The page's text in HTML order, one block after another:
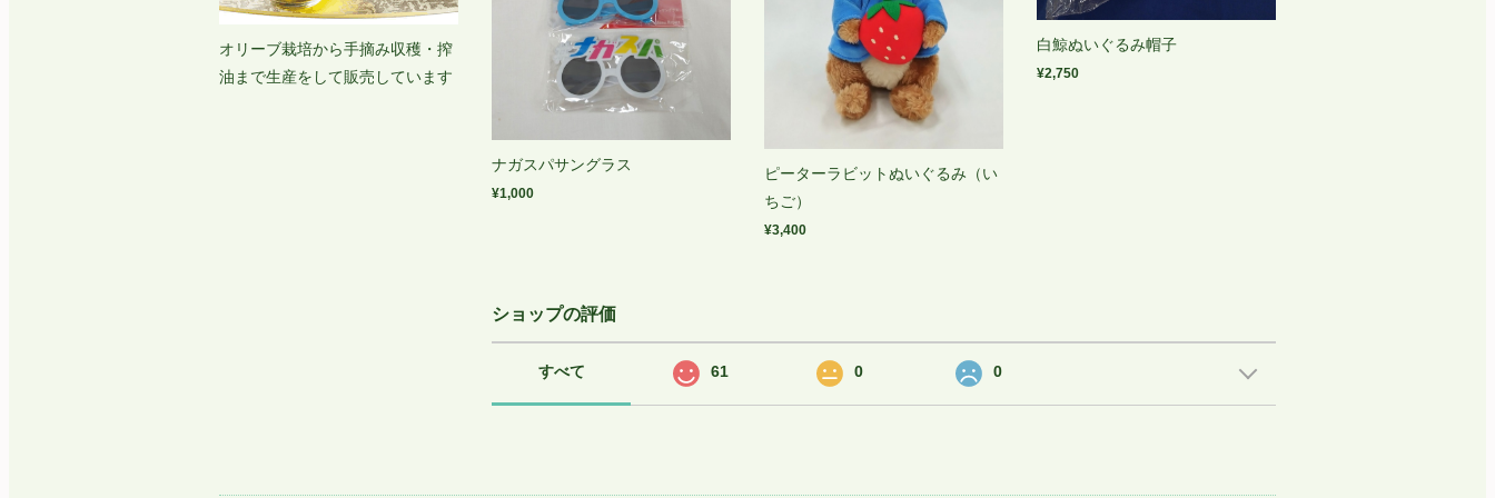
ナガスパサングラス
¥1,000
ピーターラビットぬいぐるみ（い
ちご）
¥3,400
白鯨ぬいぐるみ帽子
¥2,750
ショップの評価
すべて 61 0 0
オリーブ栽培から手摘み収穫・搾
油まで生産をして販売しています